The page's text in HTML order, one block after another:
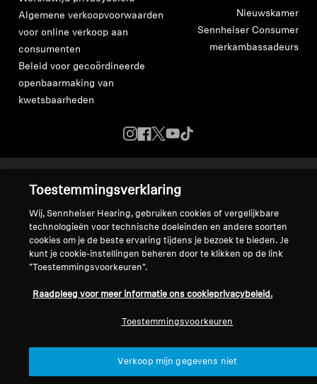
Algemene verkoopvoorwaarden
voor online verkoop aan
consumenten
Beleid voor gecoördineerde
openbaarmaking van
kwetsbaarheden
Nieuwskamer
Sennheiser Consumer
merkambassadeurs
Verklaring inzake digitale toegankelijkheid
© 2026 Sonova Consumer Hearing GmbH
We accepteren:
Toestemmingsverklaring
Wij, Sennheiser Hearing, gebruiken cookies of vergelijkbare
technologieën voor technische doeleinden en andere soorten
cookies om je de beste ervaring tijdens je bezoek te bieden. Je
kunt je cookie-instellingen beheren door te klikken op de link
"Toestemmingsvoorkeuren".
Raadpleeg voor meer informatie ons cookieprivacybeleid.
Toestemmingsvoorkeuren
Verkoop mijn gegevens niet